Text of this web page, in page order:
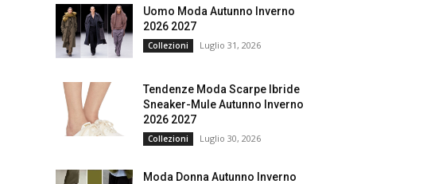
Uomo Moda Autunno Inverno
2026 2027
Collezioni Luglio 31, 2026
Tendenze Moda Scarpe Ibride
Sneaker-Mule Autunno Inverno
2026 2027
Collezioni Luglio 30, 2026
Moda Donna Autunno Inverno